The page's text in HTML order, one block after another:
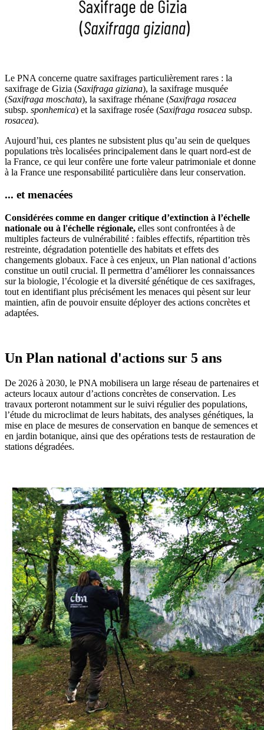
Le PNA concerne quatre saxifrages particulièrement rares : la
saxifrage de Gizia (Saxifraga giziana), la saxifrage musquée
(Saxifraga moschata), la saxifrage rhénane (Saxifraga rosacea
subsp. sponhemica) et la saxifrage rosée (Saxifraga rosacea subsp.
rosacea).
Aujourd’hui, ces plantes ne subsistent plus qu’au sein de quelques
populations très localisées principalement dans le quart nord-est de
la France, ce qui leur confère une forte valeur patrimoniale et donne
à la France une responsabilité particulière dans leur conservation.
... et menacées
Considérées comme en danger critique d’extinction à l’échelle
nationale ou à l'échelle régionale, elles sont confrontées à de
multiples facteurs de vulnérabilité : faibles effectifs, répartition très
restreinte, dégradation potentielle des habitats et effets des
changements globaux. Face à ces enjeux, un Plan national d’actions
constitue un outil crucial. Il permettra d’améliorer les connaissances
sur la biologie, l’écologie et la diversité génétique de ces saxifrages,
tout en identifiant plus précisément les menaces qui pèsent sur leur
maintien, afin de pouvoir ensuite déployer des actions concrètes et
adaptées.
Un Plan national d'actions sur 5 ans
De 2026 à 2030, le PNA mobilisera un large réseau de partenaires et
acteurs locaux autour d’actions concrètes de conservation. Les
travaux porteront notamment sur le suivi régulier des populations,
l’étude du microclimat de leurs habitats, des analyses génétiques, la
mise en place de mesures de conservation en banque de semences et
en jardin botanique, ainsi que des opérations tests de restauration de
stations dégradées.